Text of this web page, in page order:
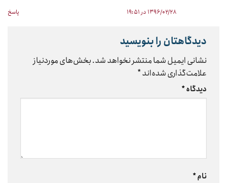
۱۳۹۶/۰۲/۲۸ در ۱۹:۵۱ پاسخ
دیدگاهتان را بنویسید
نشانی ایمیل شما منتشر نخواهد شد.بخش‌های موردنیاز
علامت‌گذاری شده‌اند*
دیدگاه*
نام*